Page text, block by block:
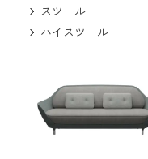
スツール
ハイスツール